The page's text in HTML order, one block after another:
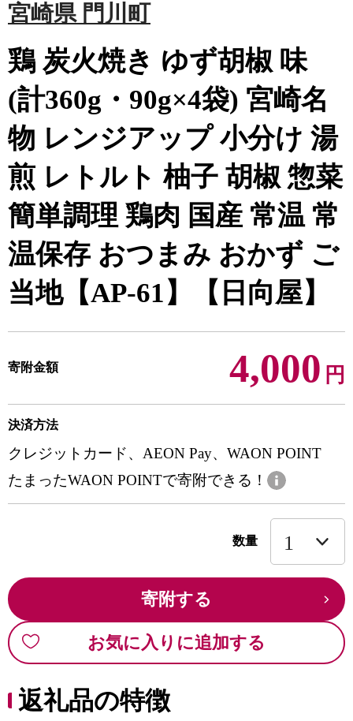
宮崎県 門川町
鶏 炭火焼き ゆず胡椒 味
(計360g・90g×4袋) 宮崎名
物 レンジアップ 小分け 湯
煎 レトルト 柚子 胡椒 惣菜
簡単調理 鶏肉 国産 常温 常
温保存 おつまみ おかず ご
当地【AP-61】【日向屋】
寄附金額 4,000 円
決済方法
クレジットカード、AEON Pay、WAON POINT
たまったWAON POINTで寄附できる！
数量
寄附する
お気に入りに追加する
返礼品の特徴